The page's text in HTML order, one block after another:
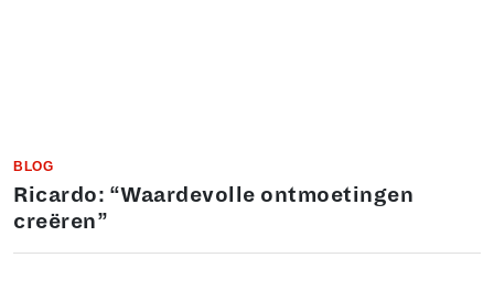
BLOG
Ricardo: “Waardevolle ontmoetingen
creëren”